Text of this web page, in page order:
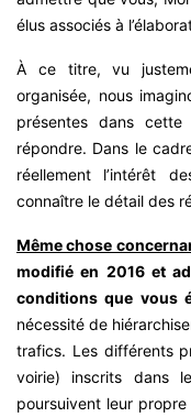
élus associés à
À ce titre, vu
organisée, nous
présentes dans
répondre. Dans le
réellement l’intérêt
connaître le détail des
Même chose
modifié en 2016 et
conditions que vous
nécessité de
trafics. Les différents
voirie) inscrits dans
poursuivent leur